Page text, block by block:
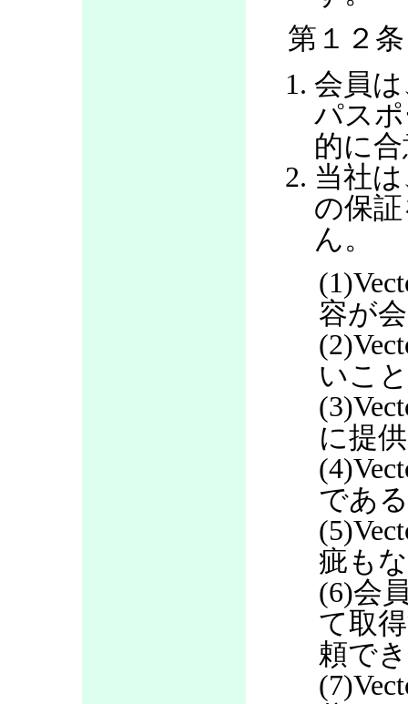
第１２
会員
パス
的に
当社
の保
ん。
容が
いこと
に提
であ
疵も
(6)会
て取
頼で